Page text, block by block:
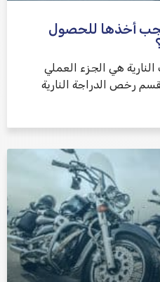
أخذها للحصول
هي الجزء العملي
رخص الدراجة النارية